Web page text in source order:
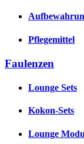
Pflegemittel
Faulenzen
Lounge Sets
Kokon-Sets
Lounge